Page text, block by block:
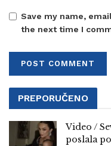
Save my name,
the next time I
PREPORUČENO
Video /
poslala